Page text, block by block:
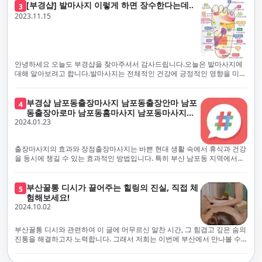
체보다는 부경샵과 같이 안전과 고객 편의를 최우선으로 생각하는 업체를
선택하는 것이 중요합니다.부산에서 러시아 홈케어를 전문으로 하는 부경샵
은, 항상 후불제로 운영하면서 청결과 안전을 가장 중요하게 여깁니다. 부산
에서 진정으로 즐거운 부산 러시아 홈케어 경험을 해보시길 바랍니다. 그렇
죠, 부경샵은 선입금을 요구하지 않아요. 부산 러시아 홈케어를 선택하기 전
에, 주의해야 할 사항들을 반드시 확인해 보세요. 선입금 관련 사기에는 항상
조심해야 합니다. 070으로 시작하는 인터넷 전화나 텔레그램 같은 메시지
앱에만 의존하는 업체는 특히 더 조심해 주세요. 이런 경우, 선입금을 하지
부경샵은 부산 출장 후불제 서비스를 모범적으로 운영하고 있으며, 명성을
악용하는 사기 업체로부터 발생할 수 있는 모든 부정행위와 간접적인 피해
를 방지하기 위해 노력하고 있어요. 만약 부경샵 을 사칭하며 선불 결제를 요
구하는 마사지 서비스를 발견하신다면, 그런 곳은 피하시고 저희에게 알려
주세요.부경샵에서는 모든 서비스가 관리사가 도착한 후에 결제하는 걸 기
본으로 해요. 부경샵은 부산에서 부산 러시아 홈케어를 전문으로 하며,
100% 후불제를 거래의 기본으로 삼고 있어요. 왜 부경샵이 특별한지 궁금하
시죠? 여기서만 느낄 수 있는 특별한 경험을 소개합니다! 부경샵과 함께라면
험을 제공해요. 준비하신 모든 것에 놀랄 준비를 하세요. 부경샵은 오랜 시간
동안 지역에서 최고의 출장업체가 되겠다는 하나의 신념으로 노력해 왔어
요.부경샵의 전통적인 서비스로, 단 한 순간도 낭비하지 않고 쌓인 피로를 풀
어드릴 거예요. 비가 오든 눈이 오든, 어디에 계시든 부경샵이 찾아가 도와드
릴게요. 부경샵의 서비스는 부산의 모든 곳, 집이든 모텔이든 호텔이든 오피
스텔이든 아파트든, 여러분을 위해 준비되어 있어요.부경샵 지역에서 가장
멀리까지 다니며, 편리함을 최우선으로 생각해요. 빠르고 효율적인 운영 시
프리미엄 부산 일본인 홈케어 경험을 제공하고자 현장에서 직접 깨끗하고
전문적으로 훈련된 관리사를 다수 보유하고 있음을 자랑스럽게 여깁니다.
현대 사회의 불확실성 속에서, 부경샵은 안전을 최우선으로 여기며, 이를 위
해 100% 후불제 시행은 물론, 코로나19 상황에서도 관리사들의 건강 진단
업체에 대해서는 경계하는 것이 중요합니다. 부경샵의 접근 방식과 정책은
인천에서의 안전하고 신뢰할 수 있는 고품질 마사지 경험을 집앞에서 제공
하기 위해 고안되었습니다. 부경샵은 부산 일본인 홈케어 서비스를 전문으
로 하며, 항상 고객님의 편의와 안전을 최우선으로 고려하여 후불제 시스템
거운 마사지 경험을 보장합니다. 부경샵의 서비스는 선입금 없이 이용 가능
한 부산 일본인 홈케어로, 선입금 요구 없이 서비스를 제공함으로써 고객님
의 신뢰를 최우선으로 합니다. 이용 전 주의사항을 꼼꼼히 확인하시고, 선입
금 사기로부터 자신을 보호하는 것이 중요합니다. 부산 일본인 홈케어 서비
스를 찾으실 때는 070으로 시작하는 인터넷 전화번호나 텔레그램과 같은 메
시징 플랫폼만을 이용하는 업체에 주의해야 합니다. 이러한 서비스는 선지
급 없이 이용할 수 있어야 하며, 부경샵은 이러한 걱정 없이 안전하고 신뢰할
수 있는 서비스를 제공합니다. 부경샵은 부산 일본인 홈케어 후불제의 모범
적인 피해가 발생하지 않도록 지속적으로 노력하고 있습니다. 부경샵을 사
칭하여 선불 결제를 요구하는 마사지 서비스에 대해서는 각별한 주의가 필
요합니다. '부경샵'은 관리사의 도착 이후에 결제가 이루어지는 후불제를
기본 원칙으로 하는 부산 일본인 홈케어 전문 업체입니다. 이 운영 방식은 고
객님의 신뢰를 최우선으로 여기며, 모든 코스에서 100% 후불제를 시행하고
있습니다. 왜 부경샵이 부산에서 특별한지, 그 이유를 알려드리겠습니다.
여기서는 단순한 부산 일본인 홈케어 서비스를 넘어서, 비교 불가한 경험을
3 [부경샵] 발마사지 이렇게 하면 장수한다는데..
2023.11.15
안녕하세요 오늘도 부경샵을 찾아주셔서 감사드립니다.오늘은 발마사지에
대해 알아보려고 합니다.발마사지는 전체적인 건강에 긍정적인 영향을 미칠
명하겠습니다.근육 이완과 피로 완화: 발마사지는 발 아치, 발가락, 발등 등
에 위치한 다양한 근육을 이완시키는 효과가 있습니다. 일상적인 활동이나
장시간의 서있는 자세로 인해 긴장된 발 근육을 느슨하게 만들어주어 편안
함을 제공합니다. 이는 근육의 유연성을 향상시키고 근육의 혈액순환을 촉
진하는 데 도움이 됩니다.혈액순환 개선: 발마사지는 혈액순환을 촉진하는
데 기여합니다. 마사지로 근육과 혈관이 이완되면 혈액이 더 원활하게 흐르
게 되어 세포와 조직에 산소와 영양소가 빠르게 공급됩니다. 이는 세포의 기
장된 근육과 신경을 완화시켜 스트레스를 감소시킵니다. 발에는 다양한 신
경과 결절이 모여있어, 발마사지를 통해 이를 자극함으로써 정신적인 편안
함을 제공하는데 도움이 됩니다. 이는 스트레스 호르몬의 감소와 함께 심신
의 안정을 촉진합니다.면역 시스템 강화: 정기적인 발마사지는 면역 시스템
의 활동을 촉진하여 감염 및 질병에 대한 저항력을 향상시킬 수 있습니다. 마
사지는 림프순환을 촉진하고 세포 배출물을 제거함으로써 면역 시스템을 지
원합니다.숙면 유도: 발마사지는 긴장된 근육과 신경을 완화시켜 수면에 도
4 부경샵 남포동출장마사지 남포동출장안마 남포
동출장아로마 남포동홈마사지 남포동마사지출
장
2024.01.23
출장마사지의 효과와 장점출장마사지는 바쁜 현대 생활 속에서 휴식과 건강
을 동시에 챙길 수 있는 효과적인 방법입니다. 특히 부산 남포동 지역에서
와 신체적, 정신적 피로를 효과적으로 완화합니다. 전문 마사지사의 숙련된
손길은 긴장된 근육을 이완시키고, 스트레스 호르몬 수치를 감소시켜 마음
의 안정을 가져다 줍니다. 이는 일상의 업무 효율성을 높이고, 전반적인 삶의
질을 향상시키는 데 기여합니다.근육 이완과 유연성 향상:꾸준한 출장마사
지는 근육의 긴장과 경직을 해소하고 유연성을 향상시킵니다. 이는 운동 성
능을 개선하고, 근골격계 문제 및 부상 예방에 도움이 됩니다. 또한, 규칙적
인 마사지는 자세 개선에도 긍정적인 영향을 미칩니다.혈액 순환 촉진과 신
5 부산꿀통 디시가 끌어주는 힐링의 진실, 직접 체
험해보세요!
2024.10.02
부산꿀통 디시와 관련하여 이 글에 머무르신 알찬 시간, 그 힘겹고 깊은 숨의
진통을 해결하고자 노력합니다. 그래서 저희는 이번에 부산에서 만나볼 수